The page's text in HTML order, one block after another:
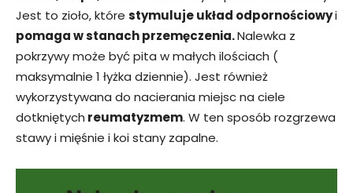
Jest to zioło, które stymuluje układ odpornościowyi
pomaga w stanach przemęczenia.Nalewka z
pokrzywy może być pita w małych ilościach (
maksymalnie 1 łyżka dziennie). Jest również
wykorzystywana do nacierania miejsc na ciele
dotkniętych reumatyzmem. W ten sposób rozgrzewa
stawy i mięśnie i koi stany zapalne.